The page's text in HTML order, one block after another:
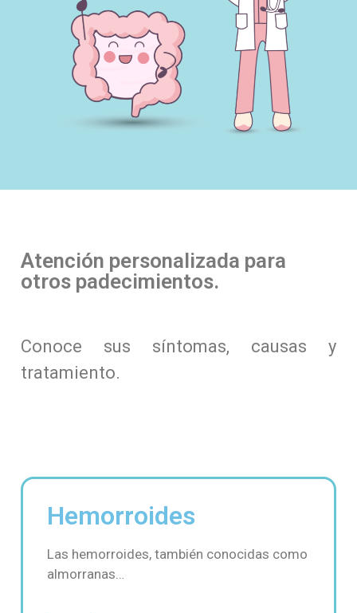
Atención personalizada para
otros padecimientos.
Conoce sus síntomas, causas y
tratamiento.
Hemorroides
Las hemorroides, también conocidas como
almorranas…